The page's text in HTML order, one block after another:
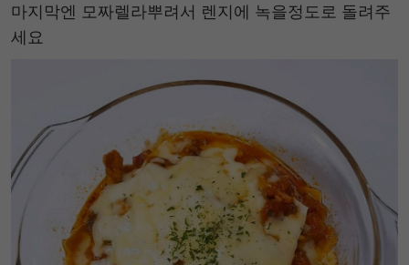
마지막엔 모짜렐라뿌려서 렌지에 녹을정도로 돌려주
세요